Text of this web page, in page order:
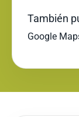
También
Google